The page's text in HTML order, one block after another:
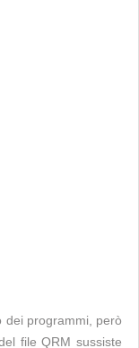
dei programmi, però
file QRM sussiste